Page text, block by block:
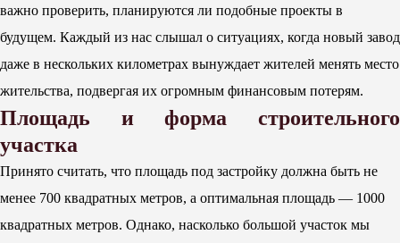
важно проверить, планируются ли подобные проекты в
будущем. Каждый из нас слышал о ситуациях, когда новый завод
даже в нескольких километрах вынуждает жителей менять место
жительства, подвергая их огромным финансовым потерям.
Площадь и форма строительного
участка
Принято считать, что площадь под застройку должна быть не
менее 700 квадратных метров, а оптимальная площадь — 1000
квадратных метров. Однако, насколько большой участок мы